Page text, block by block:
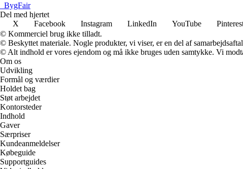
BygFair
Del med hjertet
X
Facebook Instagram LinkedIn YouTube
© Kommerciel brug ikke tilladt.
© Beskyttet materiale. Nogle produkter, vi viser, er en del af
© Alt indhold er vores ejendom og må ikke bruges uden samtykke. Vi
Om os
Udvikling
Formål og værdier
Holdet bag
Støt arbejdet
Kontorsteder
Indhold
Gaver
Særpriser
Kundeanmeldelser
Købeguide
Supportguides